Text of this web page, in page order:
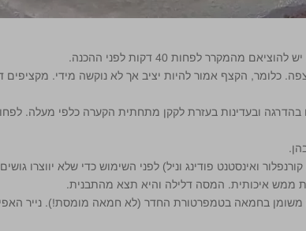
לפחות 40 דקות לפני ההכנה.
החלבונים עם הסוכר תגיע ל – 90% הקצפה. כלומר, הקצף אמור להיות יציב אך לא נוקשה מידי.
ואינסטנט פודינג וניל) לפני השימוש כדי שלא יווצרו
איכותית. המסה דלילה והיא תצא מהתבנית.
משומן בחמאה בטמפרטורת החדר (לא חמאה מומסת!). נייר